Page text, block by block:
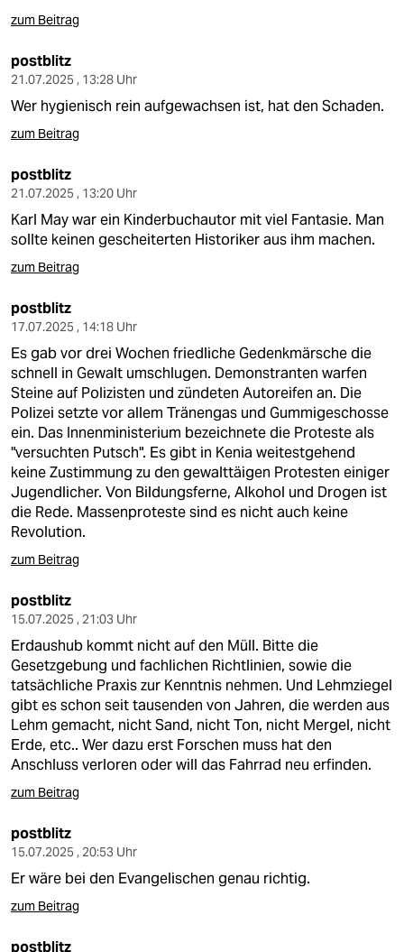
zum Beitrag
postblitz
21.07.2025 , 13:28 Uhr
Wer hygienisch rein aufgewachsen ist, hat den Schaden.
zum Beitrag
postblitz
21.07.2025 , 13:20 Uhr
Karl May war ein Kinderbuchautor mit viel Fantasie. Man
sollte keinen gescheiterten Historiker aus ihm machen.
zum Beitrag
postblitz
17.07.2025 , 14:18 Uhr
Es gab vor drei Wochen friedliche Gedenkmärsche die
schnell in Gewalt umschlugen. Demonstranten warfen
Steine auf Polizisten und zündeten Autoreifen an. Die
Polizei setzte vor allem Tränengas und Gummigeschosse
ein. Das Innenministerium bezeichnete die Proteste als
"versuchten Putsch". Es gibt in Kenia weitestgehend
keine Zustimmung zu den gewalttäigen Protesten einiger
Jugendlicher. Von Bildungsferne, Alkohol und Drogen ist
die Rede. Massenproteste sind es nicht auch keine
Revolution.
zum Beitrag
postblitz
15.07.2025 , 21:03 Uhr
Erdaushub kommt nicht auf den Müll. Bitte die
Gesetzgebung und fachlichen Richtlinien, sowie die
tatsächliche Praxis zur Kenntnis nehmen. Und Lehmziegel
gibt es schon seit tausenden von Jahren, die werden aus
Lehm gemacht, nicht Sand, nicht Ton, nicht Mergel, nicht
Erde, etc.. Wer dazu erst Forschen muss hat den
Anschluss verloren oder will das Fahrrad neu erfinden.
zum Beitrag
postblitz
15.07.2025 , 20:53 Uhr
Er wäre bei den Evangelischen genau richtig.
zum Beitrag
postblitz